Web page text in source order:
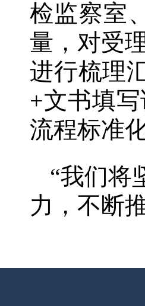
检监察室
量，对受
进行梳理
+文书填
流程标准
“我们将
力，不断